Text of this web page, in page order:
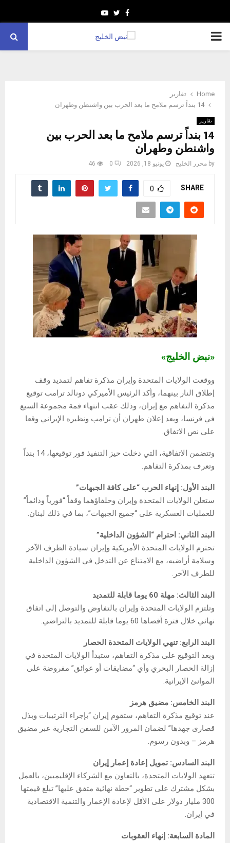
Facebook
Twitter
Youtube
PRIMARY
Home
تقارير
14 بنداً ترسم ملامح ما بعد الحرب بين واشنطن وطهران
تقارير
14 بنداً ترسم ملامح ما بعد الحرب بين
واشنطن وطهران
by محرر الخليج يونيو 18, 2026 0
46
SHARE
0
«نبض الخليج»
ووقعت الولايات المتحدة وإيران مذكرة تفاهم لتمديد وقف
إطلاق النار بينهما، وأكد الرئيس الأميركي دونالد ترامب توقيع
مذكرة التفاهم مع إيران، وذلك عقب انتهاء قمة مجموعة السبع
في فرنسا، وبعد إعلان طهران أن ترامب ونظيره الإيراني وقعا
على نص الاتفاق.
وتتضمن الاتفاقية، التي دخلت حيز التنفيذ فور توقيعها، 14 بنداً
وتعرف بمذكرة التفاهم.
البند الأول: إنهاء الحرب “على كافة الجبهات”
ستعلن الولايات المتحدة وإيران وحلفاؤهما وقفاً “فورياً ودائماً”
للعمليات العسكرية على “جميع الجبهات”، بما في ذلك لبنان.
البند الثاني: احترام “الشؤون الداخلية”
تحترم الولايات المتحدة الأمريكية وإيران سيادة الطرف الآخر
وسلامة أراضيه، مع الامتناع عن التدخل في الشؤون الداخلية
للطرف الآخر.
البند الثالث: مهلة 60 يوما قابلة للتمديد
وتلتزم الولايات المتحدة وإيران بالتفاوض والتوصل إلى اتفاق
نهائي خلال فترة أقصاها 60 يوما قابلة للتمديد بالتراضي.
البند الرابع: تنهي الولايات المتحدة الحصار
وبعد التوقيع على مذكرة التفاهم، ستبدأ الولايات المتحدة في
إزالة الحصار البحري وأي “مضايقات أو عوائق” مفروضة على
الموانئ الإيرانية.
البند الخامس: مضيق هرمز
عند توقيع مذكرة التفاهم، ستقوم إيران “بإجراء الترتيبات وبذل
قصارى جهدها” لضمان المرور الآمن للسفن التجارية عبر مضيق
هرمز – وبدون رسوم.
البند السادس: تمويل إعادة إعمار إيران
تتعهد الولايات المتحدة، بالتعاون مع الشركاء الإقليميين، بالعمل
بشكل مشترك على تطوير “خطة نهائية متفق عليها” تبلغ قيمتها
300 مليار دولار على الأقل لإعادة الإعمار والتنمية الاقتصادية
في إيران.
المادة السابعة: إنهاء العقوبات